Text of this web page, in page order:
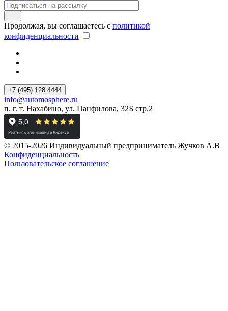
Продолжая, вы соглашаетесь с политикой
конфиденциальности
+7 (495) 128 4444
info@automosphere.ru
п. г. т. Нахабино, ул. Панфилова, 32Б стр.2
© 2015-2026 Индивидуальный предприниматель Жучков А.В
Конфиденциальность
Пользовательское соглашение